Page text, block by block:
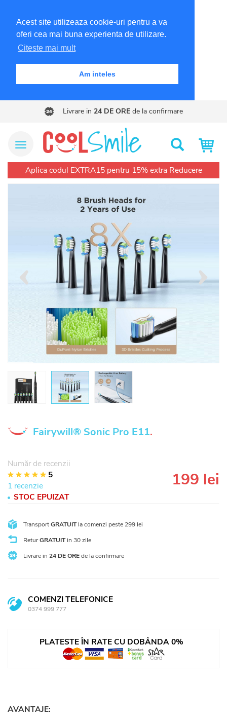
Acest site utilizeaza cookie-uri pentru a va
oferi cea mai buna experienta de utilizare.
Citeste mai mult
Am inteles
Livrare in 24 DE OREde la confirmare
Meniu Site Cautare
Aplica codul EXTRA15 pentru 15% extra Reducere
Fairywill® Sonic Pro E11.
Număr de recenzii
1 2 3 4 5
5
1 recenzie
STOC EPUIZAT
199 lei
TransportGRATUITla comenzi peste 299 lei
ReturGRATUITin 30 zile
Livrare in 24 DE OREde la confirmare
COMENZI TELEFONICE
0374 999 777
PLATESTE ÎN RATE CU DOBÂNDA 0%
AVANTAJE: